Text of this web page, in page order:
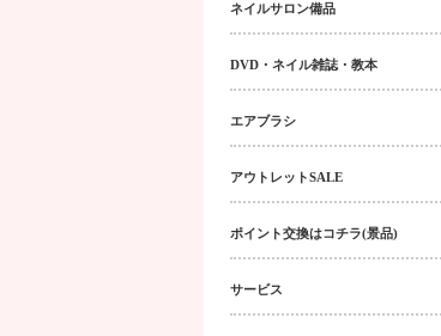
ネイルサロン備品
DVD・ネイル雑誌・教本
エアブラシ
アウトレットSALE
ポイント交換はコチラ(景品)
サービス